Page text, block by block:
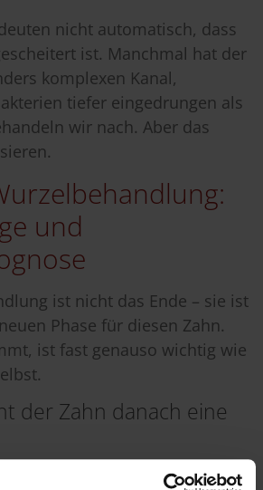
nicht automatisch, dass
ist. Manchmal hat der
komplexen Kanal,
tiefer eingedrungen als
wir nach. Aber das
und
ist nicht das Ende – sie ist
Phase für diesen Zahn.
ist fast genauso wichtig wie
der Zahn danach eine
die Pulpa entfernt wurde,